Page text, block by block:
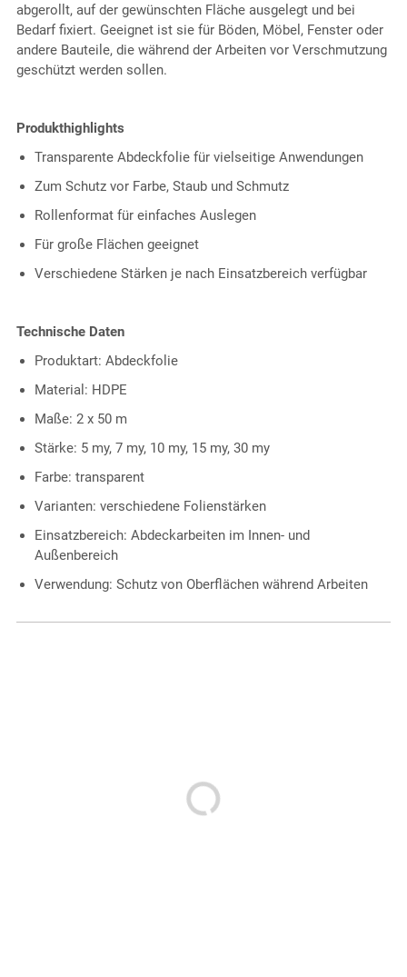
abgerollt, auf der gewünschten Fläche ausgelegt und bei
Bedarf fixiert. Geeignet ist sie für Böden, Möbel, Fenster oder
andere Bauteile, die während der Arbeiten vor Verschmutzung
geschützt werden sollen.
Produkthighlights
Transparente Abdeckfolie für vielseitige Anwendungen
Zum Schutz vor Farbe, Staub und Schmutz
Rollenformat für einfaches Auslegen
Für große Flächen geeignet
Verschiedene Stärken je nach Einsatzbereich verfügbar
Technische Daten
Produktart: Abdeckfolie
Material: HDPE
Maße: 2 x 50 m
Stärke: 5 my, 7 my, 10 my, 15 my, 30 my
Farbe: transparent
Varianten: verschiedene Folienstärken
Einsatzbereich: Abdeckarbeiten im Innen- und
Außenbereich
Verwendung: Schutz von Oberflächen während Arbeiten